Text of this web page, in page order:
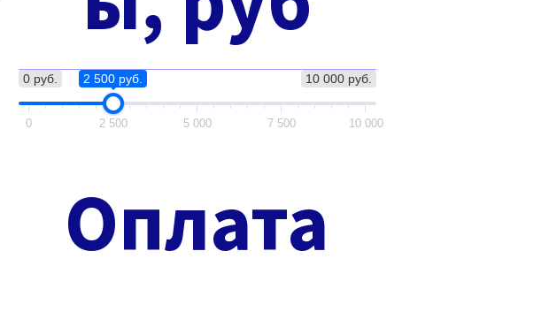
0 руб. 10 000 руб.
2 500 руб.
0 2 500 5 000 7 500 10 000
Оплата